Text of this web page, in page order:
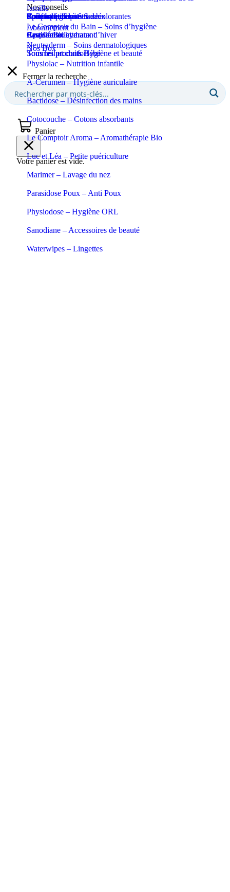
Coupe-ongles et ciseaux
Apaisant et hydratant
Sommeil et confort
Puériculture
Certifié Bio
Tous les produits Bébé
Confort et bien-être
Respiration et maux d’hiver
Tous les produits Santé
Epilation et crèmes décolorantes
Soins spécifiques
Soins solaires
Eaux de toilette
Tous les produits Hygiène et beauté
famille
Le Comptoir du Bain – Soins d’hygiène
Neutraderm – Soins dermatologiques
Physiolac – Nutrition infantile
A-Cerumen – Hygiène auriculaire
Bactidose – Désinfection des mains
Cotocouche – Cotons absorbants
Le Comptoir Aroma – Aromathérapie Bio
Luc et Léa – Petite puériculture
Marimer – Lavage du nez
Parasidose Poux – Anti Poux
Physiodose – Hygiène ORL
Sanodiane – Accessoires de beauté
Waterwipes – Lingettes
Nos conseils
Abonnement
Nos Box
Fermer la recherche
Panier
Votre panier est vide.